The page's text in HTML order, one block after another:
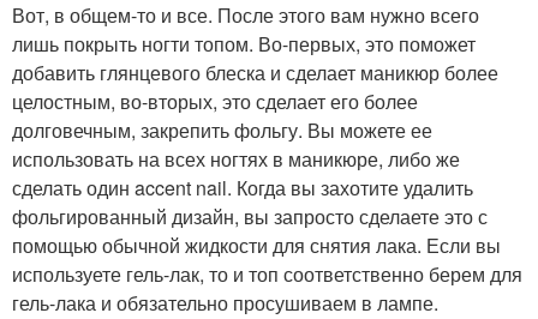
Вот, в общем-то и все. После этого вам нужно всего
лишь покрыть ногти топом. Во-первых, это поможет
добавить глянцевого блеска и сделает маникюр более
целостным, во-вторых, это сделает его более
долговечным, закрепить фольгу. Вы можете ее
использовать на всех ногтях в маникюре, либо же
сделать один accent nail. Когда вы захотите удалить
фольгированный дизайн, вы запросто сделаете это с
помощью обычной жидкости для снятия лака. Если вы
используете гель-лак, то и топ соответственно берем для
гель-лака и обязательно просушиваем в лампе.